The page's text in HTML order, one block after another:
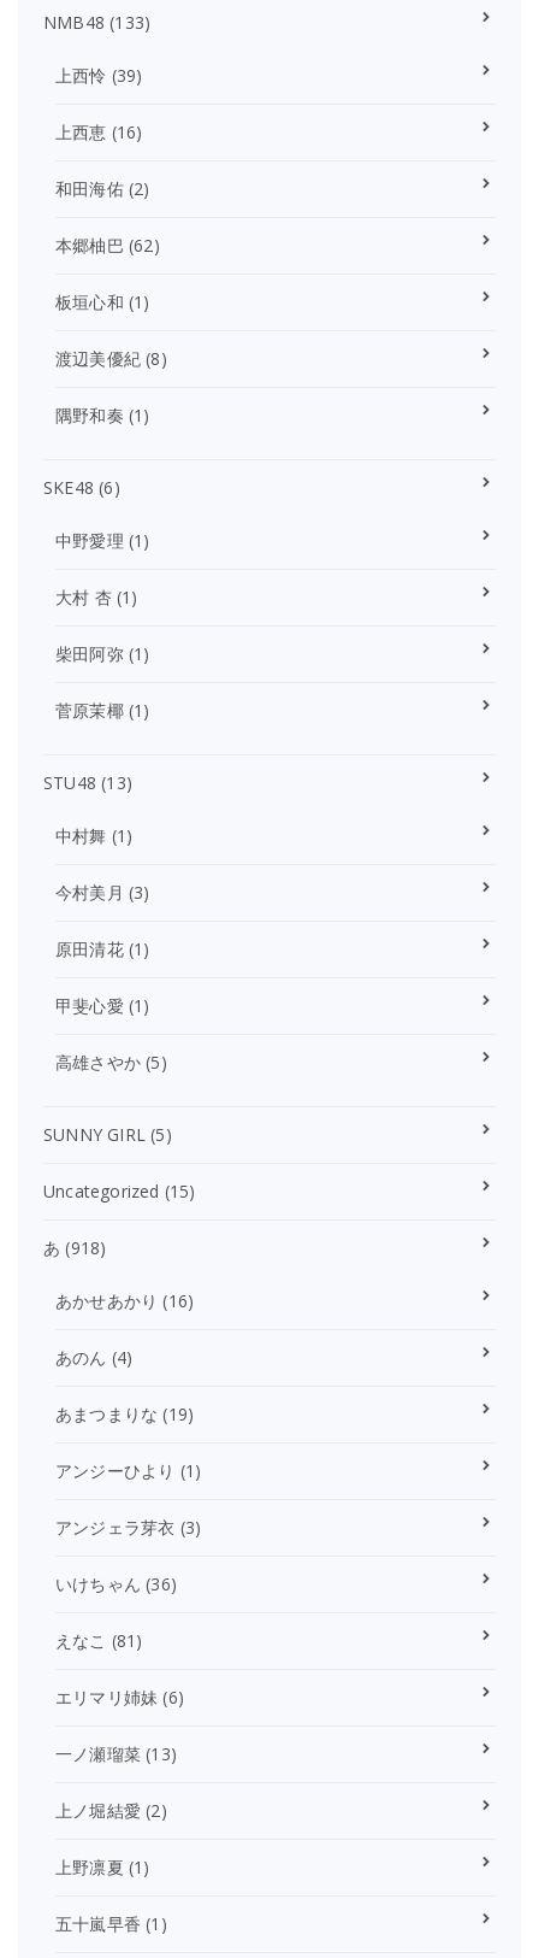
NMB48 (133)
上西怜 (39)
上西恵 (16)
和田海佑(2)
本郷柚巴 (62)
板垣心和 (1)
渡辺美優紀 (8)
隅野和奏 (1)
SKE48 (6)
中野愛理 (1)
大村 杏(1)
柴田阿弥(1)
菅原茉椰(1)
STU48 (13)
中村舞 (1)
今村美月 (3)
原田清花(1)
甲斐心愛 (1)
高雄さやか (5)
SUNNY GIRL (5)
Uncategorized (15)
あ (918)
あかせあかり (16)
あのん (4)
あまつまりな (19)
アンジーひより (1)
アンジェラ芽衣 (3)
いけちゃん (36)
えなこ (81)
エリマリ姉妹 (6)
一ノ瀬瑠菜 (13)
上ノ堀結愛 (2)
上野凛夏 (1)
五十嵐早香 (1)